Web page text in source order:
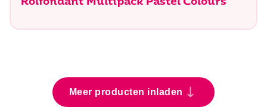
Rolfondant Multipack Pastel Colours
Meer producten inladen